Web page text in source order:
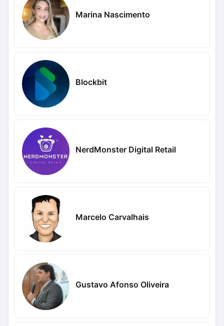
Marina Nascimento
Blockbit
NerdMonster Digital Retail
Marcelo Carvalhais
Gustavo Afonso Oliveira